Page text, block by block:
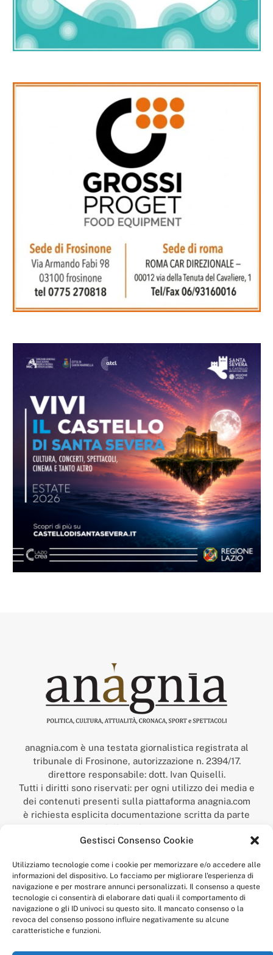
Gestisci Consenso Cookie
Utilizziamo tecnologie come i cookie per memorizzare e/o accedere alle
informazioni del dispositivo. Lo facciamo per migliorare l'esperienza di
navigazione e per mostrare annunci personalizzati. Il consenso a queste
tecnologie ci consentirà di elaborare dati quali il comportamento di
navigazione o gli ID univoci su questo sito. Il mancato consenso o la
revoca del consenso possono influire negativamente su alcune
caratteristiche e funzioni.
anagnia.com è una testata giornalistica registrata al
tribunale di Frosinone, autorizzazione n. 2394/17.
direttore responsabile: dott. Ivan Quiselli.
Tutti i diritti sono riservati: per ogni utilizzo dei media e
dei contenuti presenti sulla piattaforma anagnia.com
è richiesta esplicita documentazione scritta da parte
della redazione.
“Anagnia” è un marchio registrato presso l’Ufficio Italiano
Economico,
num. registrazione: 302017000014044 del 9 febbraio 2017.
Per contatti:redazione@anagnia.com